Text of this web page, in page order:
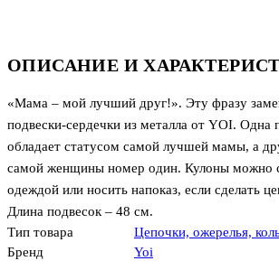
ОПИСАНИЕ И
«Мама – мой лучший друг!». Эту фразу
подвески-сердечки из металла от YOI. Одна
обладает статусом самой лучшей мамы, а
самой женщины номер один. Кулоны можно
одеждой или носить напоказ, если сделать
Длина подвесок – 48 см.
Тип товара
Цепочки, ожерелья,
Бренд
Yoi